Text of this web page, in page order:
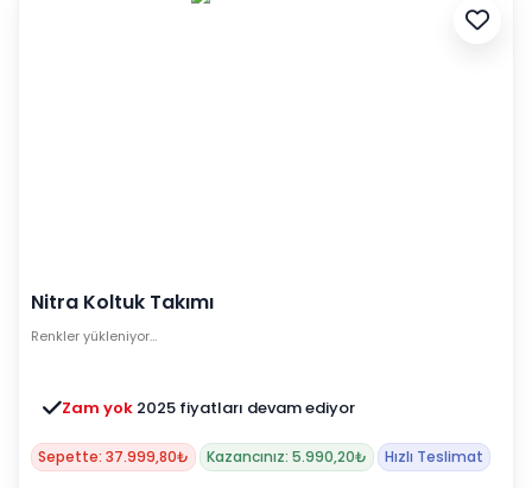
Nitra Koltuk Takımı
Renkler yükleniyor…
Zam yok 2025 fiyatları devam ediyor
Sepette: 37.999,80₺ Kazancınız: 5.990,20₺ Hızlı Teslimat